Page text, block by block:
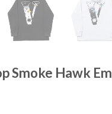
Smoke Hawk Em